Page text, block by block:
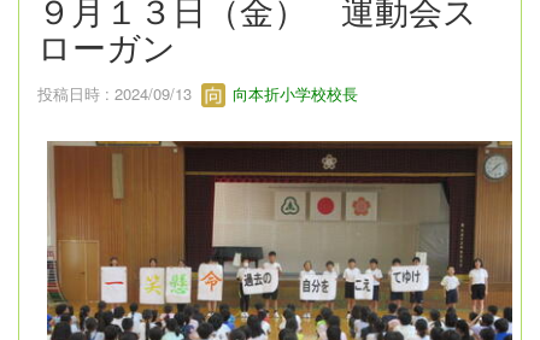
ローガン
投稿日時 : 2024/09/13 向本折小学校校長